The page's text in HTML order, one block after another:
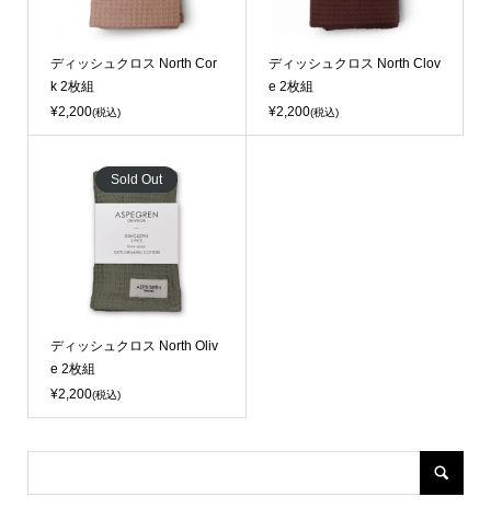
ディッシュクロス North Cor
k 2枚組
¥2,200(税込)
ディッシュクロス North Clov
e 2枚組
¥2,200(税込)
Sold Out
ディッシュクロス North Oliv
e 2枚組
¥2,200(税込)